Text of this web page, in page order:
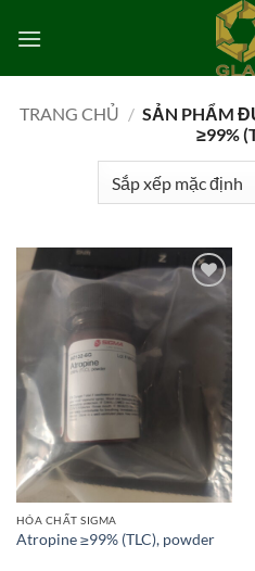
qua
TRANG CHỦ / SẢN PHẨM
≥99%
Add to
wishlist
HÓA CHẤT SIGMA
Atropine ≥99% (TLC), powder